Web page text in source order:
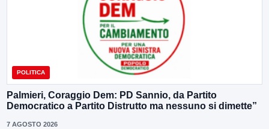
POLITICA
Palmieri, Coraggio Dem: PD Sannio, da Partito
Democratico a Partito Distrutto ma nessuno si dimette”
7 AGOSTO 2026